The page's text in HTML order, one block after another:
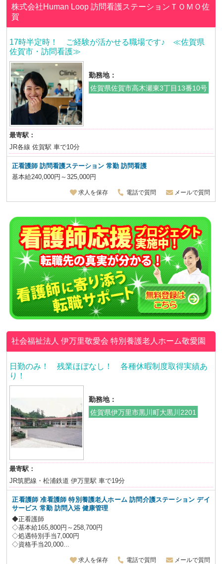
株式会社Human Loop訪問看護ステーションＴＯＭＯ佐
賀
17時半定時！ ご経験が活かせる職場です♪ ≪佐賀県
佐賀市・訪問看護≫
勤務地：
佐賀県佐賀市高木瀬東3丁目13番10号
最寄駅：
JR各線 佐賀駅 車で10分
正看護師 訪問看護ステーション 常勤 訪問看護
基本給240,000円～325,000円
求人を保存 電話で質問 メールで質問
社会福祉法人 伊万里敬愛会特別養護老人ホーム敬愛園
日勤のみ！ 残業ほぼなし！ 各種休暇制度取得実績あ
り！
勤務地：
佐賀県伊万里市黒川町大黒川2201
最寄駅：
JR筑肥線・松浦鉄道 伊万里駅 車で19分
正看護師 准看護師 特別養護老人ホーム 訪問介護ステーション デイ
サービス常勤 訪問入浴 健康管理
◆正看護師
◇基本給165,800円～258,700円
◇処遇特別手当7,000円
◇資格手当20,000...
求人を保存 電話で質問 メールで質問